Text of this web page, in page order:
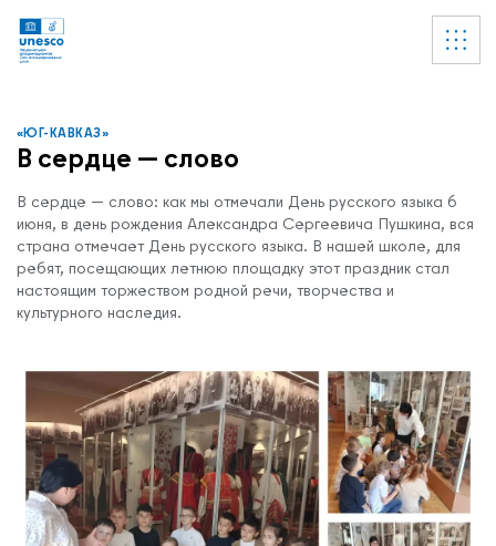
«ЮГ-КАВКАЗ»
В сердце — слово
В сердце — слово: как мы отмечали День русского языка 6
июня, в день рождения Александра Сергеевича Пушкина, вся
страна отмечает День русского языка. В нашей школе, для
ребят, посещающих летнюю площадку этот праздник стал
настоящим торжеством родной речи, творчества и
культурного наследия.
Ссылки
УВЕДОМЛЕНИЕ
Список пуст